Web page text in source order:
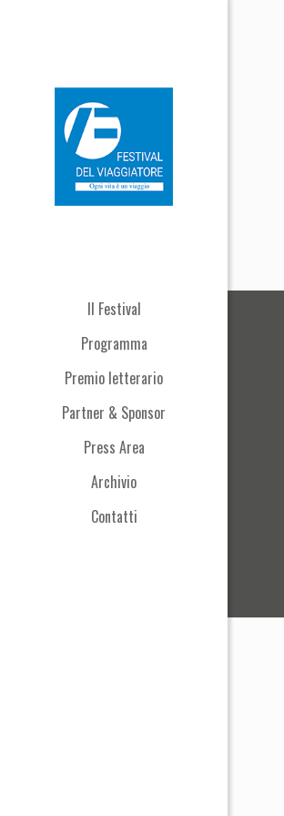
Il Festival
Programma
Premio letterario
Partner & Sponsor
Press Area
Archivio
Contatti